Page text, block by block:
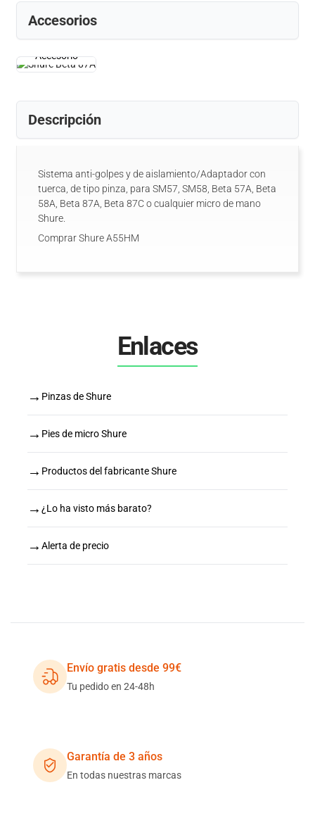
Accesorios
Accesorio
Descripción
Sistema anti-golpes y de aislamiento/Adaptador con
tuerca, de tipo pinza, para SM57, SM58, Beta 57A, Beta
58A, Beta 87A, Beta 87C o cualquier micro de mano
Shure.
Comprar Shure A55HM
Enlaces
→ Pinzas de Shure
→ Pies de micro Shure
→ Productos del fabricante Shure
→ ¿Lo ha visto más barato?
→ Alerta de precio
Envío gratis desde 99€
Tu pedido en 24-48h
Garantía de 3 años
En todas nuestras marcas